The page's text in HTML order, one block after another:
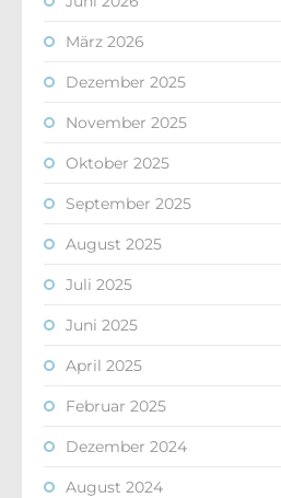
März 2026
Dezember 2025
November 2025
Oktober 2025
September 2025
August 2025
Juli 2025
Juni 2025
April 2025
Februar 2025
Dezember 2024
August 2024